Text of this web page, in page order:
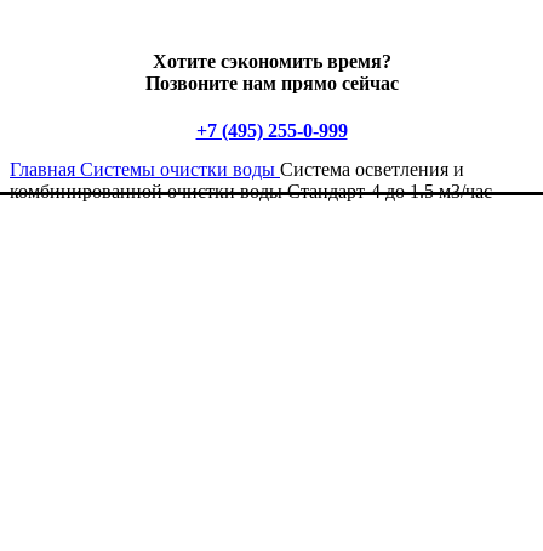
Хотите сэкономить время?
Позвоните нам прямо сейчас
+7 (495) 255-0-999
Главная Системы очистки воды Система осветления и
комбинированной очистки воды Стандарт-4 до 1.5 м3/час